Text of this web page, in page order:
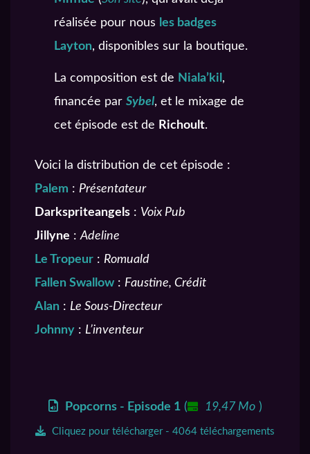
réalisée pour nous les badges
Layton, disponibles sur la boutique.
La composition est de Niala’kil ,
financée par Sybel, et le mixage de
cet épisode est de Richoult.
Voici la distribution de cet épisode :
Palem : Présentateur
Darkspriteangels : Voix Pub
Jillyne :Adeline
Le Tropeur : Romuald
Fallen Swallow : Faustine, Crédit
Alan : Le Sous-Directeur
Johnny : L’inventeur
Popcorns - Episode 1( 19,47 Mo )
Cliquez pour télécharger - 4064 téléchargements